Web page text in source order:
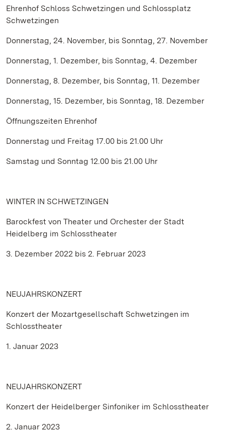
Ehrenhof Schloss Schwetzingen und Schlossplatz
Schwetzingen
Donnerstag, 24. November, bis Sonntag, 27. November
Donnerstag, 1. Dezember, bis Sonntag, 4. Dezember
Donnerstag, 8. Dezember, bis Sonntag, 11. Dezember
Donnerstag, 15. Dezember, bis Sonntag, 18. Dezember
Öffnungszeiten Ehrenhof
Donnerstag und Freitag 17.00 bis 21.00 Uhr
Samstag und Sonntag 12.00 bis 21.00 Uhr
WINTER IN SCHWETZINGEN
Barockfest von Theater und Orchester der Stadt
Heidelberg im Schlosstheater
3. Dezember 2022 bis 2. Februar 2023
NEUJAHRSKONZERT
Konzert der Mozartgesellschaft Schwetzingen im
Schlosstheater
1. Januar 2023
NEUJAHRSKONZERT
Konzert der Heidelberger Sinfoniker im Schlosstheater
2. Januar 2023